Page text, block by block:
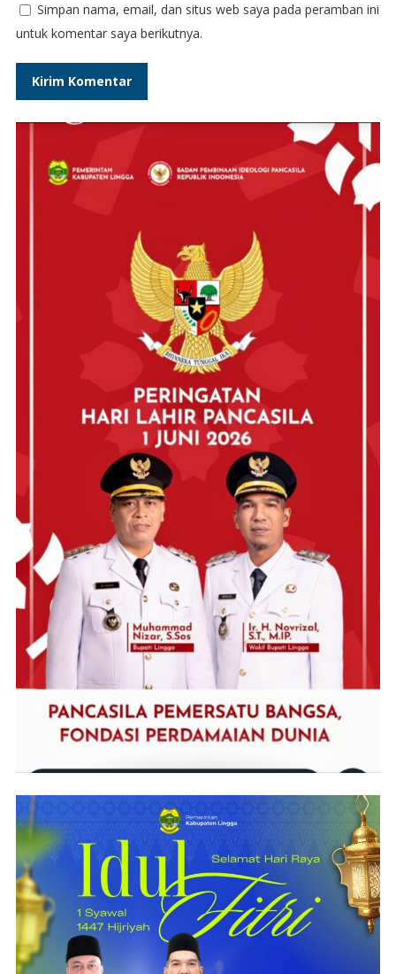
Simpan nama, email, dan situs web saya pada peramban ini
untuk komentar saya berikutnya.